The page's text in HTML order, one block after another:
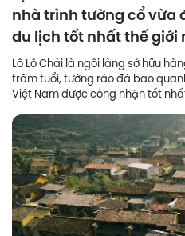
nhà trình tường cổ vừa
du lịch tốt nhất thế giới
Lô Lô Chải là ngôi làng sở hữu
trăm tuổi, tường rào đá bao
Việt Nam được công nhận tốt